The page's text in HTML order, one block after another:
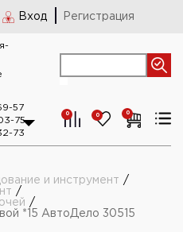
Вход Регистрация
57
75
73
0 0 0
и инструмент /
/
/
*15 АвтоДело 30515